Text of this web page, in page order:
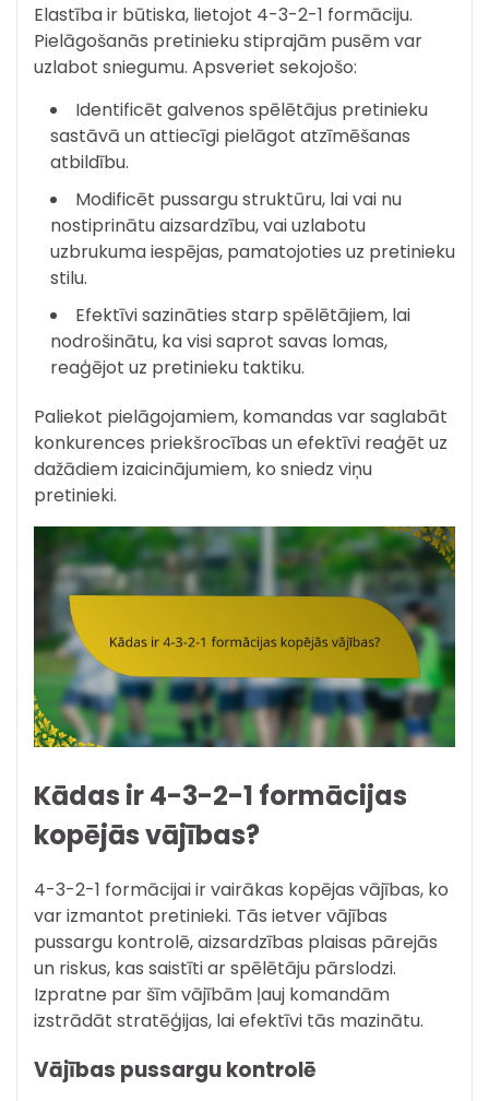
Elastība ir būtiska, lietojot 4-3-2-1 formāciju.
Pielāgošanās pretinieku stiprajām pusēm var
uzlabot sniegumu. Apsveriet sekojošo:
Identificēt galvenos spēlētājus pretinieku
sastāvā un attiecīgi pielāgot atzīmēšanas
atbildību.
Modificēt pussargu struktūru, lai vai nu
nostiprinātu aizsardzību, vai uzlabotu
uzbrukuma iespējas, pamatojoties uz pretinieku
stilu.
Efektīvi sazināties starp spēlētājiem, lai
nodrošinātu, ka visi saprot savas lomas,
reaģējot uz pretinieku taktiku.
Paliekot pielāgojamiem, komandas var saglabāt
konkurences priekšrocības un efektīvi reaģēt uz
dažādiem izaicinājumiem, ko sniedz viņu
pretinieki.
Kādas ir 4-3-2-1 formācijas
kopējās vājības?
4-3-2-1 formācijai ir vairākas kopējas vājības, ko
var izmantot pretinieki. Tās ietver vājības
pussargu kontrolē, aizsardzības plaisas pārejās
un riskus, kas saistīti ar spēlētāju pārslodzi.
Izpratne par šīm vājībām ļauj komandām
izstrādāt stratēģijas, lai efektīvi tās mazinātu.
Vājības pussargu kontrolē